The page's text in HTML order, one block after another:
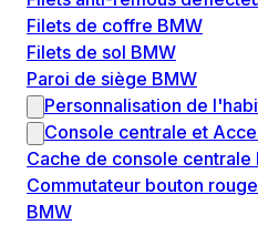
Filets de coffre BMW
Filets de sol BMW
Paroi de siège BMW
Personnalisation de
Console centrale et
Cache de console centrale
Commutateur bouton
BMW